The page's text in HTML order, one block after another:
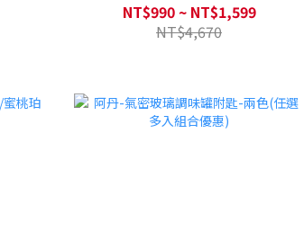
NT$990 ~ NT$1,599
NT$4,670